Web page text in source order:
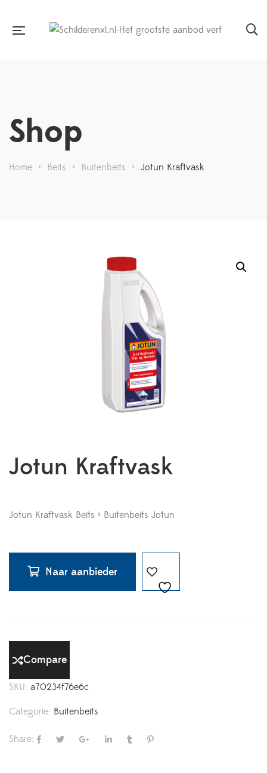
Shop
Home > Beits > Buitenbeits > Jotun Kraftvask
Jotun Kraftvask
Jotun Kraftvask Beits > Buitenbeits Jotun
Naar aanbieder
Compare
SKU: a70234f76e6c
Categorie: Buitenbeits
Share: